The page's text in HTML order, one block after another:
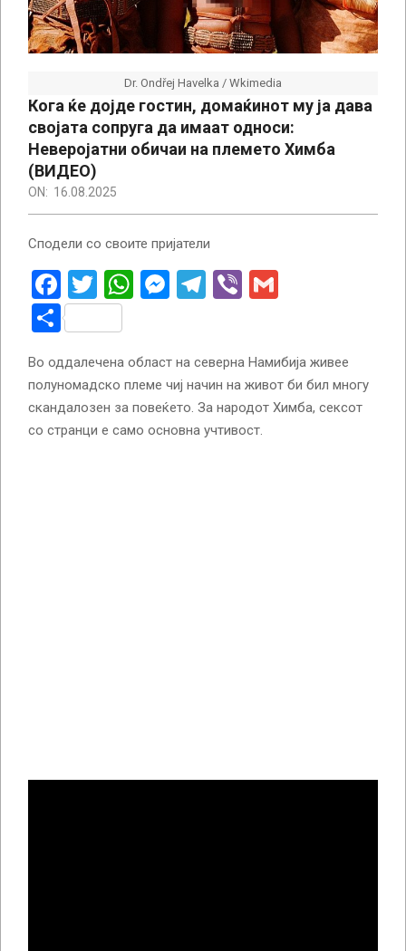
Dr. Ondřej Havelka / Wkimedia
Кога ќе дојде гостин, домаќинот му ја дава
својата сопруга да имаат односи:
Неверојатни обичаи на племето Химба
(ВИДЕО)
ON: 16.08.2025
Сподели со своите пријатели
Facebook
Twitter
WhatsApp
Messenger
Telegram
Viber
Share
Во оддалечена област на северна Намибија живее
полуномадско племе чиј начин на живот би бил многу
скандалозен за повеќето. За народот Химба, сексот
со странци е само основна учтивост.